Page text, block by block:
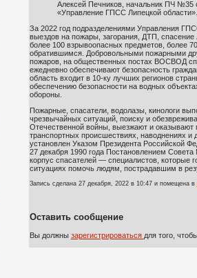
Алексей Печников, начальник ПЧ №35
«Управление ГПСС Липецкой области».
За 2022 год подразделениями Управления
выездов на пожары, загорания, ДТП,
более 100 взрывоопасных предметов, более
обратившимся. Добровольными пожарными
пожаров, на общественных постах ВОСВОД
ежедневно обеспечивают безопасность
область входит в 10-ку лучших регионов
обеспечению безопасности на водных
обороны.
Пожарные, спасатели, водолазы, кинологи
чрезвычайных ситуаций, поиску и
Отечественной войны, выезжают и
транспортных происшествиях, наводнениях и
установлен Указом Президента Российской
27 декабря 1990 года Постановлением
корпус спасателей — специалистов,
ситуациях помочь людям, пострадавшим в
Запись сделана 27 декабря, 2022 в 10:47 и помещена в
Оставить сообщение
Вы должны зарегистрироваться для того,